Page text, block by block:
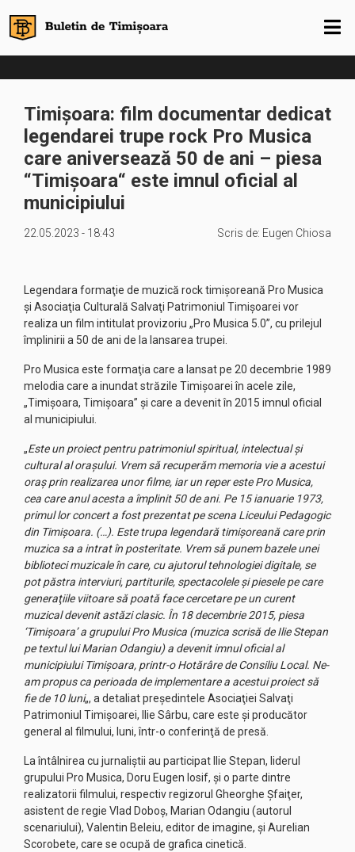
Timișoara: film documentar dedicat
legendarei trupe rock Pro Musica
care aniversează 50 de ani – piesa
“Timişoara“ este imnul oficial al
municipiului
22.05.2023 - 18:43 Scris de: Eugen Chiosa
Legendara formaţie de muzică rock timişoreană Pro Musica
şi Asociaţia Culturală Salvaţi Patrimoniul Timişoarei vor
realiza un film intitulat provizoriu „Pro Musica 5.0”, cu prilejul
împlinirii a 50 de ani de la lansarea trupei.
Pro Musica este formaţia care a lansat pe 20 decembrie 1989
melodia care a inundat străzile Timişoarei în acele zile,
„Timişoara, Timişoara” şi care a devenit în 2015 imnul oficial
al municipiului.
„Este un proiect pentru patrimoniul spiritual, intelectual şi
cultural al oraşului. Vrem să recuperăm memoria vie a acestui
oraş prin realizarea unor filme, iar un reper este Pro Musica,
cea care anul acesta a împlinit 50 de ani. Pe 15 ianuarie 1973,
primul lor concert a fost prezentat pe scena Liceului Pedagogic
din Timişoara. (…). Este trupa legendară timişoreană care prin
muzica sa a intrat în posteritate. Vrem să punem bazele unei
biblioteci muzicale în care, cu ajutorul tehnologiei digitale, se
pot păstra interviuri, partiturile, spectacolele şi piesele pe care
generaţiile viitoare să poată face cercetare pe un curent
muzical devenit astăzi clasic. În 18 decembrie 2015, piesa
‘Timişoara’ a grupului Pro Musica (muzica scrisă de Ilie Stepan
pe textul lui Marian Odangiu) a devenit imnul oficial al
municipiului Timişoara, printr-o Hotărâre de Consiliu Local. Ne-
am propus ca perioada de implementare a acestui proiect să
fie de 10 luni„, a detaliat preşedintele Asociaţiei Salvaţi
Patrimoniul Timişoarei, Ilie Sârbu, care este şi producător
general al filmului, luni, într-o conferinţă de presă.
La întâlnirea cu jurnaliştii au participat Ilie Stepan, liderul
grupului Pro Musica, Doru Eugen Iosif, şi o parte dintre
realizatorii filmului, respectiv regizorul Gheorghe Şfaiţer,
asistent de regie Vlad Doboş, Marian Odangiu (autorul
scenariului), Valentin Beleiu, editor de imagine, şi Aurelian
Scorobete, care se ocupă de grafica cinetică.